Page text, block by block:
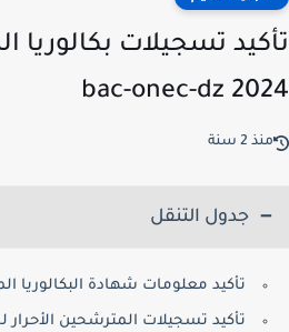
تسجيلات بكالوريا
2024 bac-
2 سنة
جدول التنقل
تأكيد معلومات شهادة البكالوريا
تأكيد تسجيلات المترشحين الأحرار لشهادة